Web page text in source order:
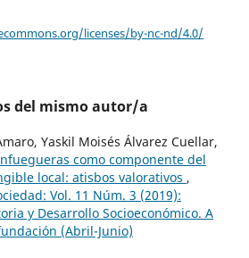
licenses/by-nc-nd/4.0/
del mismo autor/a
Yaskil Moisés Álvarez Cuellar,
como componente del
local: atisbos valorativos ,
Vol. 11 Núm. 3 (2019):
y Desarrollo Socioeconómico. A
(Abril-Junio)